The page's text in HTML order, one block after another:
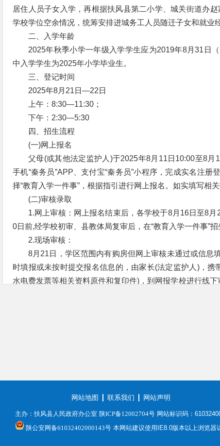
居住人员子女入学，再根据扶风县第二小学、城关街道办
学校学位空余情况，统筹安排进城务工人员随迁子女和就业
二、入学年龄
2025年秋季小学一年级入学学生应为2019年8月31日
中入学学生为2025年小学毕业生。
三、登记时间
2025年8月21日—22日
上午：8:30—11:30；
下午：2:30—5:30
四、招生流程
(一)网上报名
父母(或其他法定监护人)于2025年8月11日10:00至8月
手机“秦务员”APP、支付宝“秦务员”小程序，完成实名注册
择“教育入学一件事”，根据指引进行网上报名。如实填写相
(二)审核录取
1.网上审核：网上报名结束后，各学校于8月16日至8
0日前,经学校初审、县教体局复审后，在“教育入学一件事”
2.现场审核：
8月21日，学区范围内有购房但网上审核未通过或信息
时填报或未按时提交报名信息的，由家长(法定监护人)，携
水电费发票等相关资料原件和复印件)，到网报学校进行线
办赵家小学和法门九年制学校入学就读）。
(四)报到入学
9月1日义务教育学校组织新生入学。
网站地图 联系我们 网站声明
主办：扶风县人民政府办公室 陕ICP备12002704号 网站标识码：
陕公安网备61032402000143号本网站建议使用IE8.0版本以上浏览器